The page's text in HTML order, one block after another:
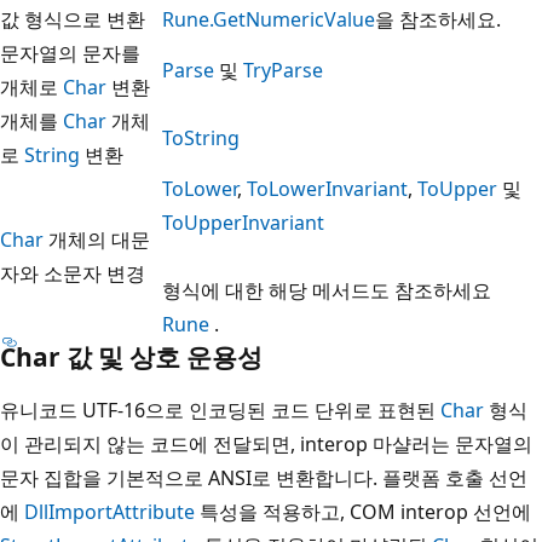
값 형식으로 변환
Rune.GetNumericValue을 참조하세요.
문자열의 문자를
개체로 Char 변환
Parse 및 TryParse
개체를 Char 개체
로 String 변환
ToString
Char 개체의 대문
자와 소문자 변경
ToLower, ToLowerInvariant, ToUpper 및
ToUpperInvariant
형식에 대한 해당 메서드도 참조하세요
Rune .
Char 값 및 상호 운용성
유니코드 UTF-16으로 인코딩된 코드 단위로 표현된 Char 형식
이 관리되지 않는 코드에 전달되면, interop 마샬러는 문자열의
문자 집합을 기본적으로 ANSI로 변환합니다. 플랫폼 호출 선언
에 DllImportAttribute 특성을 적용하고, COM interop 선언에